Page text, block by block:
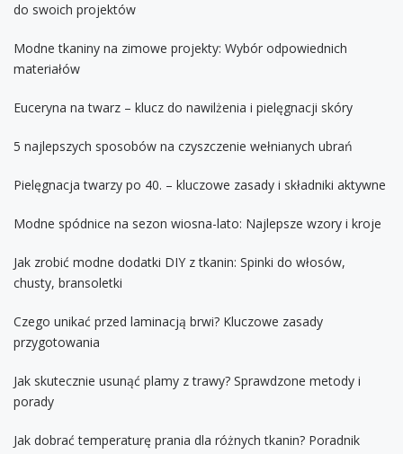
do swoich projektów
Modne tkaniny na zimowe projekty: Wybór odpowiednich
materiałów
Euceryna na twarz – klucz do nawilżenia i pielęgnacji skóry
5 najlepszych sposobów na czyszczenie wełnianych ubrań
Pielęgnacja twarzy po 40. – kluczowe zasady i składniki aktywne
Modne spódnice na sezon wiosna-lato: Najlepsze wzory i kroje
Jak zrobić modne dodatki DIY z tkanin: Spinki do włosów,
chusty, bransoletki
Czego unikać przed laminacją brwi? Kluczowe zasady
przygotowania
Jak skutecznie usunąć plamy z trawy? Sprawdzone metody i
porady
Jak dobrać temperaturę prania dla różnych tkanin? Poradnik